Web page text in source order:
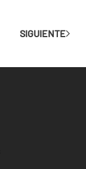
SIGUIENTE